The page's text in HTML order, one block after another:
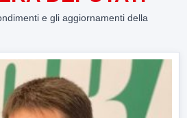
e gli aggiornamenti della